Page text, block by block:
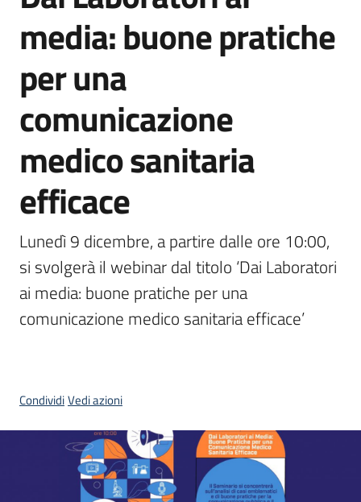
News
ed
eventi
Menu selezionato
stampa
Seguici
su
media: buone pratiche
per una
comunicazione
medico sanitaria
efficace
Lunedì 9 dicembre, a partire dalle ore 10:00,
si svolgerà il webinar dal titolo ‘Dai Laboratori
ai media: buone pratiche per una
comunicazione medico sanitaria efficace’
CondividiVedi azioni